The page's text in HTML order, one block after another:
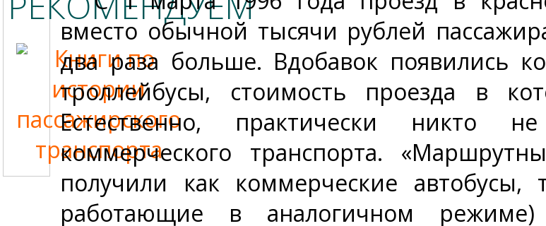
вместо обычной тысячи рублей
два раза больше. Вдобавок появились
троллейбусы, стоимость проезда в
Естественно, практически никто
коммерческого транспорта.
получили как коммерческие
работающие в аналогичном